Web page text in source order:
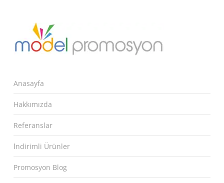
Anasayfa
Hakkımızda
Referanslar
İndirimli Ürünler
Promosyon Blog